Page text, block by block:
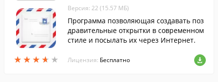
★ ★ ★ ★ ★
★ ★ ★ ★ ★
Версия: 22 (15.57 МБ)
Программа позволяющая создавать поз
дравительные открытки в современном
стиле и посылать их через Интернет.
Лицензия: Бесплатно